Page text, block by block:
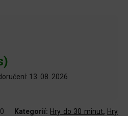
13. 08. 2026
Kategorií: Hry do 30 minut, Hry